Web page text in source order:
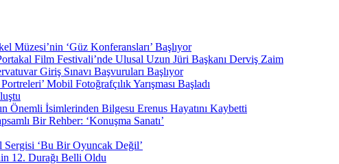
Müzesi’nin ‘Güz Konferansları’ Başlıyor
Film Festivali’nde Ulusal Uzun Jüri Başkanı Derviş Zaim
Giriş Sınavı Başvuruları Başlıyor
Mobil Fotoğrafçılık Yarışması Başladı
Önemli İsimlerinden Bilgesu Erenus Hayatını Kaybetti
Bir Rehber: ‘Konuşma Sanatı’
‘Bu Bir Oyuncak Değil’
12. Durağı Belli Oldu